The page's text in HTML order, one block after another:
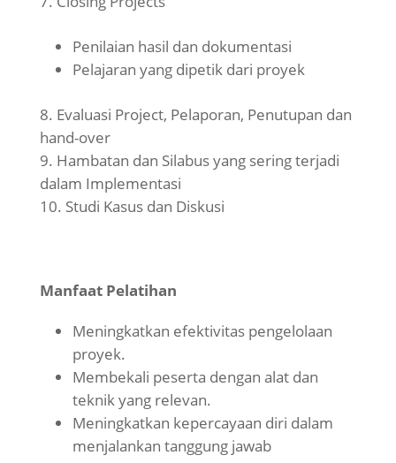
Penilaian hasil dan dokumentasi
Pelajaran yang dipetik dari proyek
Evaluasi Project, Pelaporan, Penutupan dan
hand-over
Hambatan dan Silabus yang sering terjadi
dalam Implementasi
Studi Kasus dan Diskusi
Manfaat Pelatihan
Meningkatkan efektivitas pengelolaan
proyek.
Membekali peserta dengan alat dan
teknik yang relevan.
Meningkatkan kepercayaan diri dalam
menjalankan tanggung jawab